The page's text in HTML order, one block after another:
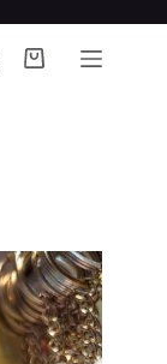
Shopping